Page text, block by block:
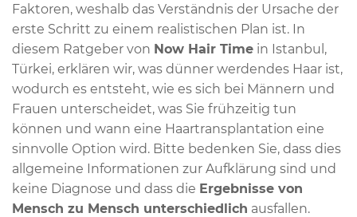
Faktoren, weshalb das Verständnis der Ursache der
erste Schritt zu einem realistischen Plan ist. In
diesem Ratgeber von Now Hair Time in Istanbul,
Türkei, erklären wir, was dünner werdendes Haar ist,
wodurch es entsteht, wie es sich bei Männern und
Frauen unterscheidet, was Sie frühzeitig tun
können und wann eine Haartransplantation eine
sinnvolle Option wird. Bitte bedenken Sie, dass dies
allgemeine Informationen zur Aufklärung sind und
keine Diagnose und dass die Ergebnisse von
Mensch zu Mensch unterschiedlich ausfallen.